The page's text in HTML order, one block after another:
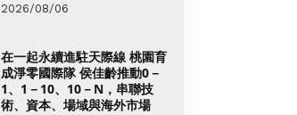
2026/08/06
在一起永續進駐天際線 桃園育
成淨零國際隊 侯佳齡推動0－
1、1－10、10－N，串聯技
術、資本、場域與海外市場